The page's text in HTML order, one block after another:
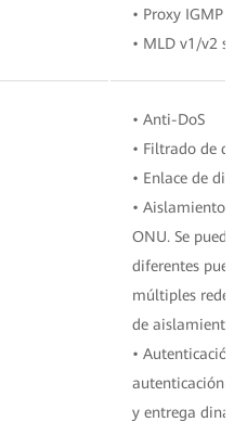
• Proxy IGMP
• MLD v1/v2
• Anti-DoS
• Filtrado de
• Enlace de
• Aislamiento
ONU. Se
diferentes
múltiples redes
de aislamiento
• Autenticación
autenticación
y entrega